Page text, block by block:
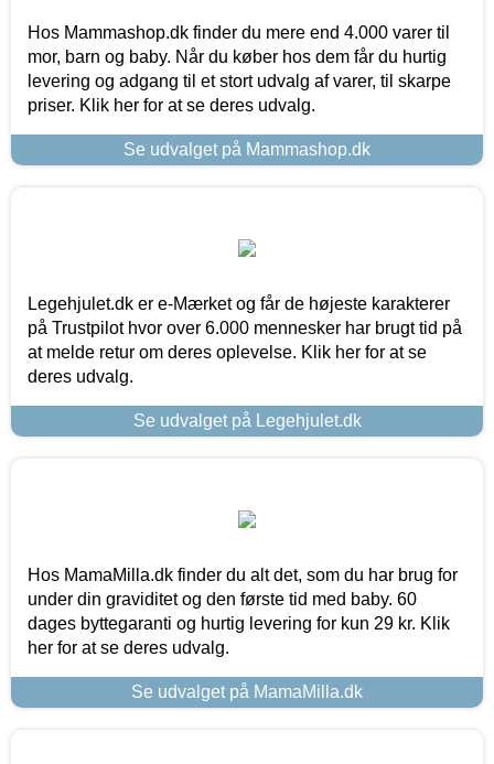
Hos Mammashop.dk finder du mere end 4.000 varer til
mor, barn og baby. Når du køber hos dem får du hurtig
levering og adgang til et stort udvalg af varer, til skarpe
priser. Klik her for at se deres udvalg.
Se udvalget på Mammashop.dk
Legehjulet.dk er e-Mærket og får de højeste karakterer
på Trustpilot hvor over 6.000 mennesker har brugt tid på
at melde retur om deres oplevelse. Klik her for at se
deres udvalg.
Se udvalget på Legehjulet.dk
Hos MamaMilla.dk finder du alt det, som du har brug for
under din graviditet og den første tid med baby. 60
dages byttegaranti og hurtig levering for kun 29 kr. Klik
her for at se deres udvalg.
Se udvalget på MamaMilla.dk